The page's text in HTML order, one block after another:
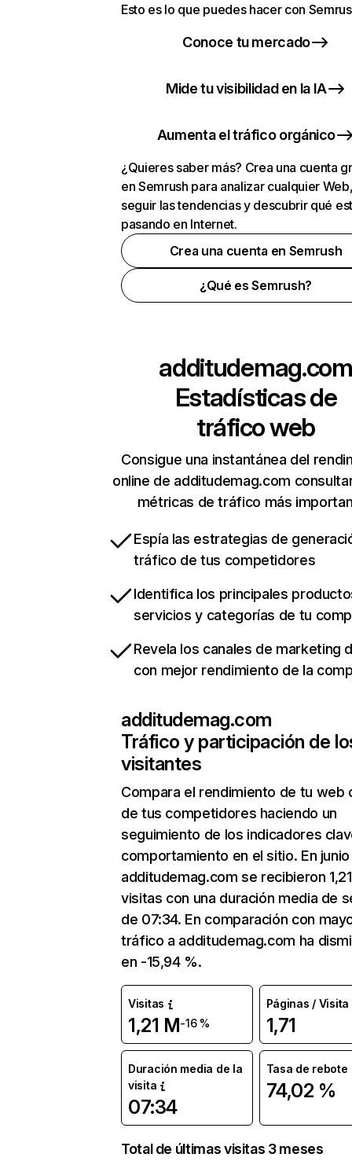
Esto es lo que puedes hacer con
Conoce tu mercado
Mide tu visibilidad en la IA
Aumenta el tráfico orgánico
¿Quieres saber más? Crea una cuenta
en Semrush para analizar cualquier
seguir las tendencias y descubrir qué
pasando en Internet.
Crea una cuenta en Semrush
¿Qué es Semrush?
additudemag.com
Estadísticas de
tráfico web
Consigue una instantánea del
online de additudemag.com
métricas de tráfico más
Espía las estrategias de
tráfico de tus competidores
Identifica los principales
servicios y categorías de tu
Revela los canales de marketing
con mejor rendimiento de la
additudemag.com
Tráfico y participación de
visitantes
Compara el rendimiento de tu web
de tus competidores haciendo un
seguimiento de los indicadores
comportamiento en el sitio. En junio
additudemag.com se recibieron
visitas con una duración media de
de 07:34. En comparación con
tráfico a additudemag.com ha
en -15,94 %.
Visitas
1,21 M-16 %
Páginas / Visita
1,71
Duración media de la
visita
07:34
Tasa de rebote
74,02 %
Total de últimas visitas 3 meses